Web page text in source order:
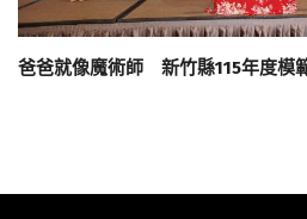
爸爸就像魔術師 新竹縣115年度模